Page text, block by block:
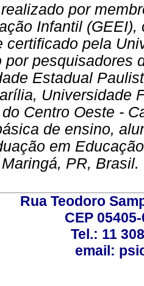
por
Infantil (GEEI),
certificado pela
por pesquisadores
Estadual
Universidade
Centro Oeste -
de ensino,
em
PR, Brasil.
Rua Teodoro
CEP
Tel.: 11
email: